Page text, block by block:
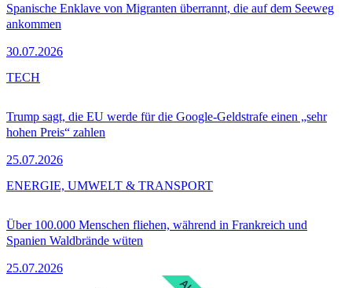
Spanische Enklave von Migranten überrannt, die auf dem Seeweg
ankommen
30.07.2026
Trump sagt, die EU werde für die Google-Geldstrafe einen „sehr
hohen Preis“ zahlen
25.07.2026
TECH
Über 100.000 Menschen fliehen, während in Frankreich und
Spanien Waldbrände wüten
25.07.2026
ENERGIE, UMWELT & TRANSPORT